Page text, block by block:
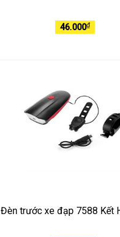
46.000₫
Đèn trước xe đạp 7588 Kết